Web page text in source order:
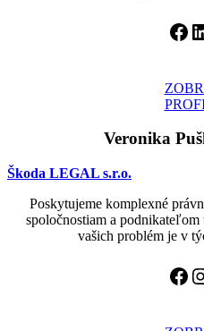
Veronika
Škoda LEGAL s.r.o.
Poskytujeme komplexné
spoločnostiam a
vašich problém je v